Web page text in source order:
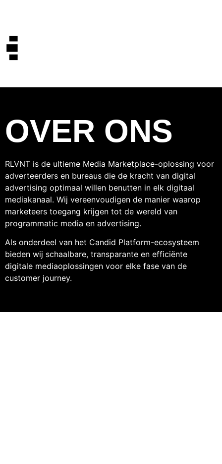
OVER ONS
RLVNT is de ultieme Media Marketplace-oplossing voor
adverteerders en bureaus die de kracht van digital
advertising optimaal willen benutten in elk digitaal
mediakanaal. Wij vereenvoudigen de manier waarop
marketeers toegang krijgen tot de wereld van
programmatic media en advertising.
Als onderdeel van het Candid Platform-ecosysteem
bieden wij schaalbare, transparante en efficiënte
digitale mediaoplossingen voor elke fase van de
customer journey.